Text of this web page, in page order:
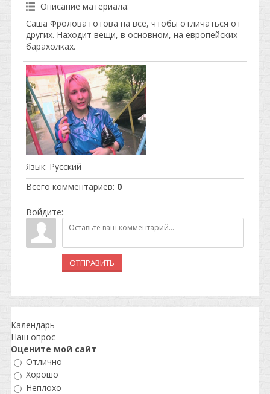
Описание материала:
Саша Фролова готова на всё, чтобы отличаться от
других. Находит вещи, в основном, на европейских
барахолках.
Язык: Русский
Всего комментариев: 0
Войдите:
ОТПРАВИТЬ
Календарь
Наш опрос
Оцените мой сайт
Отлично
Хорошо
Неплохо